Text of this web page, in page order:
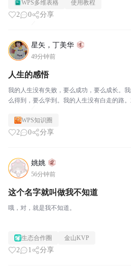
WPS多维表格 使用教程
2 0 分享
星矢，丁美华
49分钟前
人生的感悟
我的人生没有失败，要么成功，要么成长。
么得到，要么学到。我的人生没有白走的路
WPS知识圈
2 0 分享
姚姚
56分钟前
这个名字就叫做我不知道
哦，对，就是我不知道。
生态合作圈 金山KVP
2 1 分享